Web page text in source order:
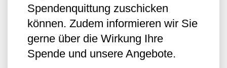
Spendenquittung zuschicken
können. Zudem informieren wir Sie
gerne über die Wirkung Ihre
Spende und unsere Angebote.